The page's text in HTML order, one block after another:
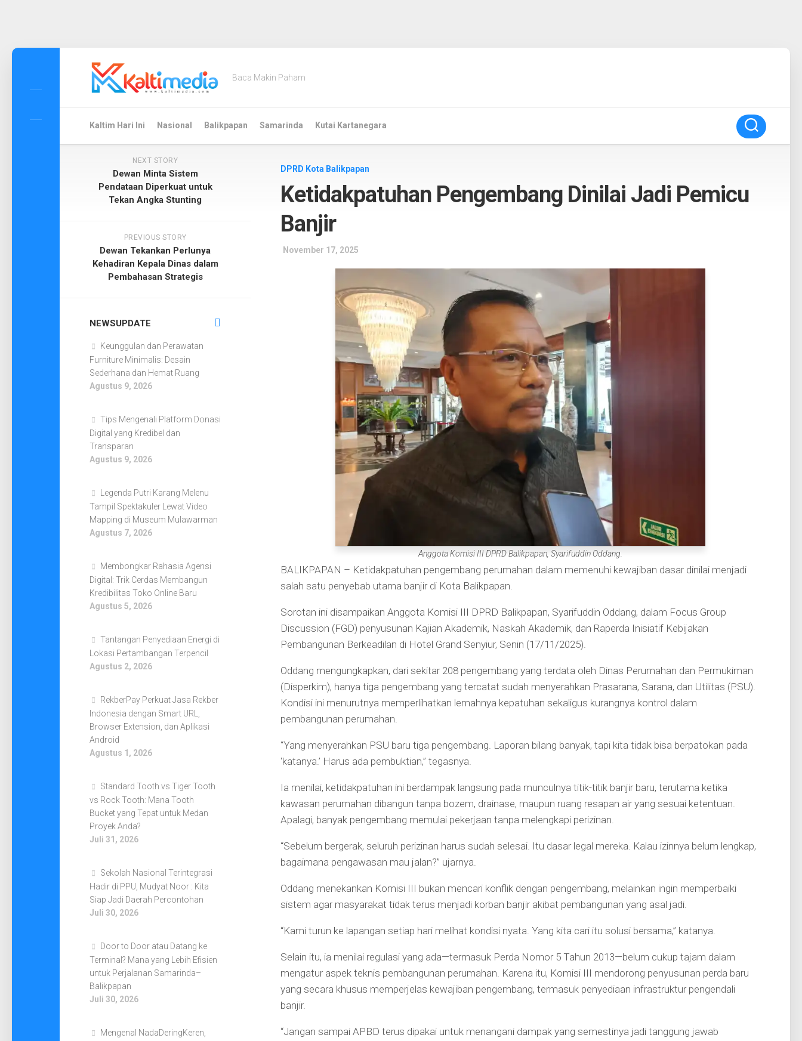
Skip
Baca Makin Paham
Kaltim Hari Ini Nasional Balikpapan Samarinda Kutai Kartanegara
DPRD Kota Balikpapan
Ketidakpatuhan Pengembang Dinilai Jadi Pemicu
Banjir
November 17, 2025
Anggota Komisi III DPRD Balikpapan, Syarifuddin Oddang.
BALIKPAPAN – Ketidakpatuhan pengembang perumahan dalam memenuhi kewajiban dasar dinilai menjadi
salah satu penyebab utama banjir di Kota Balikpapan.
Sorotan ini disampaikan Anggota Komisi III DPRD Balikpapan, Syarifuddin Oddang, dalam Focus Group
Discussion (FGD) penyusunan Kajian Akademik, Naskah Akademik, dan Raperda Inisiatif Kebijakan
Pembangunan Berkeadilan di Hotel Grand Senyiur, Senin (17/11/2025).
Oddang mengungkapkan, dari sekitar 208 pengembang yang terdata oleh Dinas Perumahan dan Permukiman
(Disperkim), hanya tiga pengembang yang tercatat sudah menyerahkan Prasarana, Sarana, dan Utilitas (PSU).
Kondisi ini menurutnya memperlihatkan lemahnya kepatuhan sekaligus kurangnya kontrol dalam
pembangunan perumahan.
“Yang menyerahkan PSU baru tiga pengembang. Laporan bilang banyak, tapi kita tidak bisa berpatokan pada
‘katanya.’ Harus ada pembuktian,” tegasnya.
Ia menilai, ketidakpatuhan ini berdampak langsung pada munculnya titik-titik banjir baru, terutama ketika
kawasan perumahan dibangun tanpa bozem, drainase, maupun ruang resapan air yang sesuai ketentuan.
Apalagi, banyak pengembang memulai pekerjaan tanpa melengkapi perizinan.
“Sebelum bergerak, seluruh perizinan harus sudah selesai. Itu dasar legal mereka. Kalau izinnya belum lengkap,
bagaimana pengawasan mau jalan?” ujarnya.
Oddang menekankan Komisi III bukan mencari konflik dengan pengembang, melainkan ingin memperbaiki
sistem agar masyarakat tidak terus menjadi korban banjir akibat pembangunan yang asal jadi.
“Kami turun ke lapangan setiap hari melihat kondisi nyata. Yang kita cari itu solusi bersama,” katanya.
Selain itu, ia menilai regulasi yang ada—termasuk Perda Nomor 5 Tahun 2013—belum cukup tajam dalam
mengatur aspek teknis pembangunan perumahan. Karena itu, Komisi III mendorong penyusunan perda baru
yang secara khusus memperjelas kewajiban pengembang, termasuk penyediaan infrastruktur pengendali
banjir.
“Jangan sampai APBD terus dipakai untuk menangani dampak yang semestinya jadi tanggung jawab
NEXT STORY
Dewan Minta Sistem
Pendataan Diperkuat untuk
Tekan Angka Stunting
PREVIOUS STORY
Dewan Tekankan Perlunya
Kehadiran Kepala Dinas dalam
Pembahasan Strategis
NEWSUPDATE
Keunggulan dan Perawatan
Furniture Minimalis: Desain
Sederhana dan Hemat Ruang
Agustus 9, 2026
Tips Mengenali Platform Donasi
Digital yang Kredibel dan
Transparan
Agustus 9, 2026
Legenda Putri Karang Melenu
Tampil Spektakuler Lewat Video
Mapping di Museum Mulawarman
Agustus 7, 2026
Membongkar Rahasia Agensi
Digital: Trik Cerdas Membangun
Kredibilitas Toko Online Baru
Agustus 5, 2026
Tantangan Penyediaan Energi di
Lokasi Pertambangan Terpencil
Agustus 2, 2026
RekberPay Perkuat Jasa Rekber
Indonesia dengan Smart URL,
Browser Extension, dan Aplikasi
Android
Agustus 1, 2026
Standard Tooth vs Tiger Tooth
vs Rock Tooth: Mana Tooth
Bucket yang Tepat untuk Medan
Proyek Anda?
Juli 31, 2026
Sekolah Nasional Terintegrasi
Hadir di PPU, Mudyat Noor : Kita
Siap Jadi Daerah Percontohan
Juli 30, 2026
Door to Door atau Datang ke
Terminal? Mana yang Lebih Efisien
untuk Perjalanan Samarinda–
Balikpapan
Juli 30, 2026
Mengenal NadaDeringKeren,